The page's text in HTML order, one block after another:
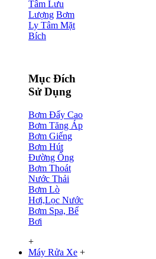
Tâm Lưu
Lượng Bơm
Ly Tâm Mặt
Bích
Mục Đích
Sử Dụng
Bơm Đẩy Cao
Bơm Tăng Áp
Bơm Giếng
Bơm Hút
Đường Ống
Bơm Thoát
Nước Thải
Bơm Lò
Hơi,Lọc Nước
Bơm Spa, Bể
Bơi
+
Máy Rửa Xe +